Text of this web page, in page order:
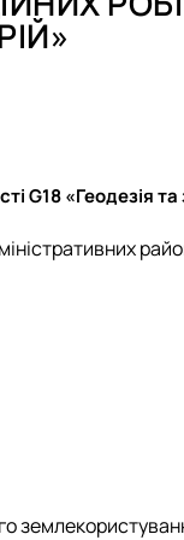
Відзнаки
Члени
Члени
План
G18 «Геодезія